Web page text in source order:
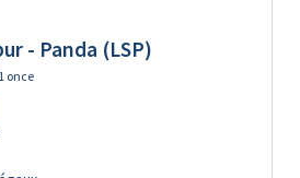
- Panda (LSP)
once